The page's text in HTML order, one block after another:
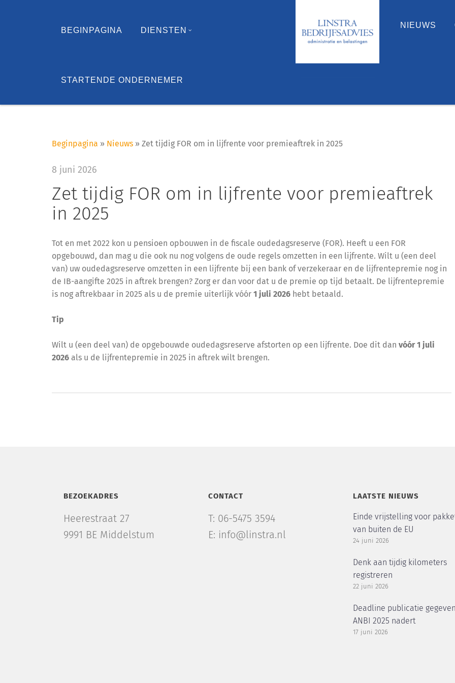
BEGINPAGINA DIENSTEN
STARTENDE ONDERNEMER
NIEUWS
Beginpagina » Nieuws » Zet tijdig FOR om in lijfrente voor premieaftrek in 2025
8 juni 2026
Zet tijdig FOR om in lijfrente voor premieaftrek
in 2025
Tot en met 2022 kon u pensioen opbouwen in de fiscale oudedagsreserve (FOR). Heeft u een FOR
opgebouwd, dan mag u die ook nu nog volgens de oude regels omzetten in een lijfrente. Wilt u (een deel
van) uw oudedagsreserve omzetten in een lijfrente bij een bank of verzekeraar en de lijfrentepremie nog in
de IB-aangifte 2025 in aftrek brengen? Zorg er dan voor dat u de premie op tijd betaalt. De lijfrentepremie
is nog aftrekbaar in 2025 als u de premie uiterlijk vóór 1 juli 2026 hebt betaald.
Tip
Wilt u (een deel van) de opgebouwde oudedagsreserve afstorten op een lijfrente. Doe dit dan vóór 1 juli
2026 als u de lijfrentepremie in 2025 in aftrek wilt brengen.
BEZOEKADRES
Heerestraat 27
9991 BE Middelstum
CONTACT
T: 06-5475 3594
E: info@linstra.nl
LAATSTE NIEUWS
Einde vrijstelling voor
van buiten de EU
24 juni 2026
Denk aan tijdig kilometers
registreren
22 juni 2026
Deadline publicatie
ANBI 2025 nadert
17 juni 2026